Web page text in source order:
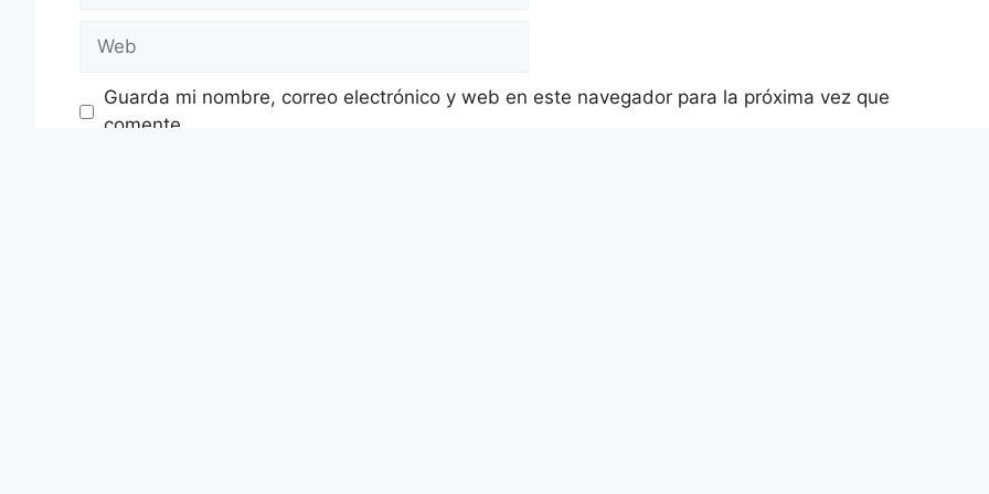
Web
Guarda mi nombre, correo electrónico y web en este navegador para la próxima vez que
comente.